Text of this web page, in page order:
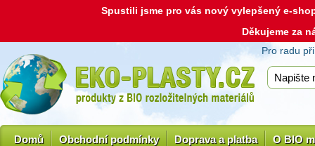
Spustili jsme pro vás nový vylepšený e-
Děkujeme za
Pro radu
Domů Obchodní podmínky Doprava a platba O BIO